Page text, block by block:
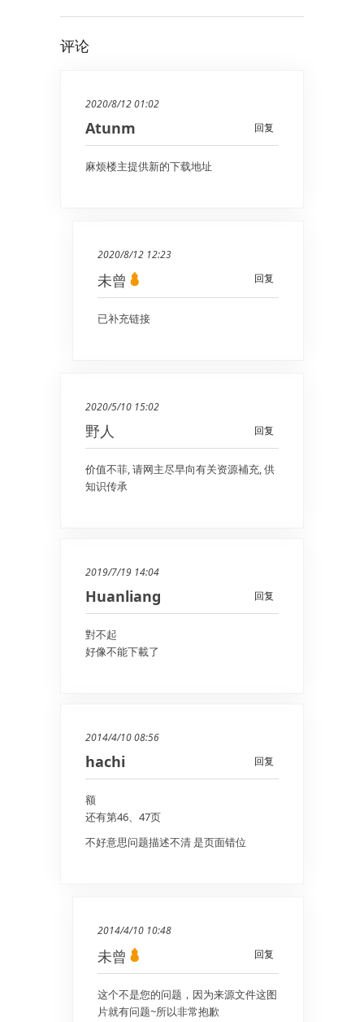
评论
2020/8/12 01:02
回复
Atunm
麻烦楼主提供新的下载地址
2020/8/12 12:23
回复
未曾
已补充链接
2020/5/10 15:02
回复
野人
价值不菲, 请网主尽早向有关资源補充, 供
知识传承
2019/7/19 14:04
回复
Huanliang
對不起
好像不能下載了
2014/4/10 08:56
回复
hachi
额
还有第46、47页
不好意思问题描述不清 是页面错位
2014/4/10 10:48
回复
未曾
这个不是您的问题，因为来源文件这图
片就有问题~所以非常抱歉